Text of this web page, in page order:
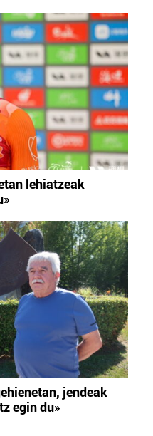
lehiatzeak
jendeak
egin du»